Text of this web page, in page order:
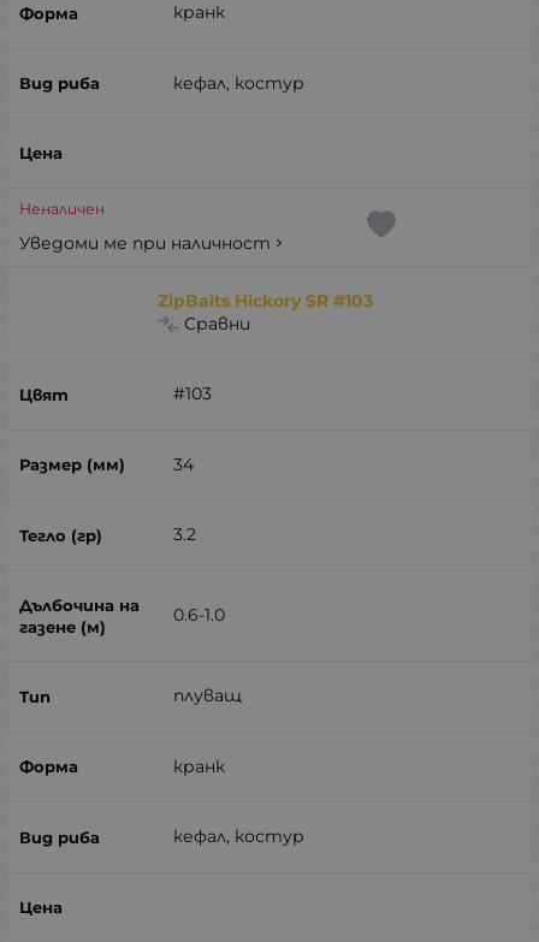
кранк
кефал, костур
Неналичен
Уведоми ме при наличност
ZipBaits Hickory SR #103
Сравни
#103
34
3.2
0.6-1.0
плуващ
кранк
кефал, костур